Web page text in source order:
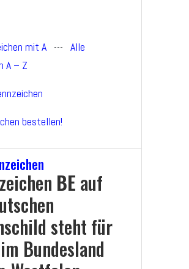
mit A --- Alle
A – Z
bestellen!
BE auf
steht für
im Bundesland